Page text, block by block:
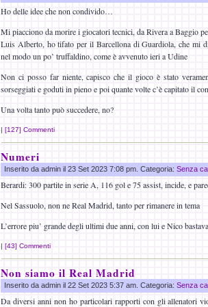
Ho delle idee che non condivido…
Mi piacciono da morire i giocatori tecnici, da Rivera a Baggio
Luis Alberto, ho tifato per il Barcellona di Guardiola, che mi
nel modo un po’ truffaldino, come è avvenuto ieri a Udine
Non ci posso far niente, capisco che il gioco è stato
sorseggiati e goduti in pieno e poi quante volte c’è capitato il
Una volta tanto può succedere, no?
| [127] Commenti
Numeri
Inserito da admin il 23 Set 2023 7:08 pm. Categoria: Senza
Berardi: 300 partite in serie A, 116 gol e 75 assist, incide, e
Nel Sassuolo, non ne Real Madrid, tanto per rimanere in tema
L’errore piu’ grande degli ultimi due anni, con lui e Nico
| [43] Commenti
Non siamo il Real Madrid
Inserito da admin il 22 Set 2023 5:37 am. Categoria: Senza
Da diversi anni non ho particolari rapporti con gli allenatori